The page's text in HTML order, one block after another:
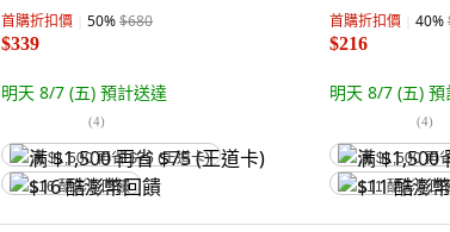
首購折扣價 50%$680
$339
明天 8/7 (五) 預計送達
(4)
满 $1,500 再省 $75 (王道卡)
$16 酷澎幣回饋
首購折扣價 40%
$216
明天 8/7 (五) 預
(4)
满 $1,500 再
$11 酷澎幣回